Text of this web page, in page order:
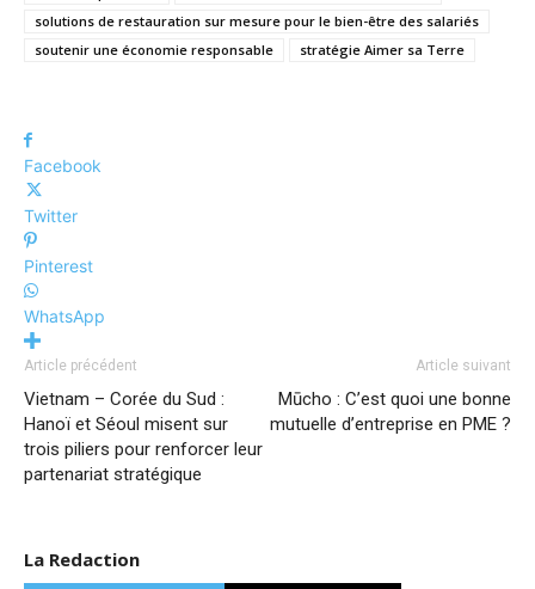
solutions de restauration sur mesure pour le bien-être des salariés
soutenir une économie responsable
stratégie Aimer sa Terre
Facebook
Twitter
Pinterest
WhatsApp
Article précédent
Vietnam – Corée du Sud :
Hanoï et Séoul misent sur
trois piliers pour renforcer leur
partenariat stratégique
Article suivant
Mūcho : C’est quoi une bonne
mutuelle d’entreprise en PME ?
La Redaction